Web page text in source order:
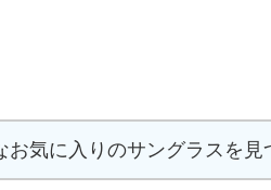
気に入りのサングラスを見